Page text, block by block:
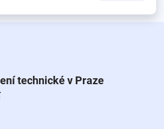
technické v Praze